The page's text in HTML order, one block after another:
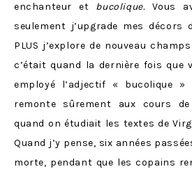
enchanteur et bucolique.Vous
seulement j’upgrade mes décors
PLUS j’explore de nouveau
c’était quand la dernière fois que
employé l’adjectif « bucolique
remonte sûrement aux cours
quand on étudiait les textes de
Quand j’y pense, six années
morte, pendant que les copains